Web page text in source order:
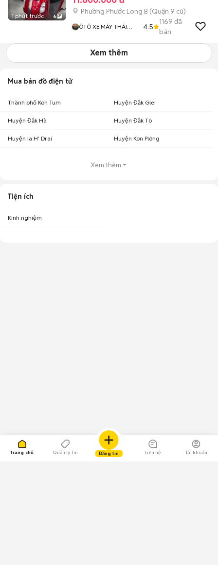
Trang chủ Quản lý tin Đăng tin Liên hệ Tài khoản
1 phút trước 6
Phường Phước Long B (Quận 9 cũ)
ÔTÔ XE MÁY THÁI
4.5
1169 đã
bán
Xem thêm
Mua bán đồ điện tử
Thành phố Kon Tum Huyện Đắk Glei
Huyện Đắk Hà Huyện Đắk Tô
Huyện Ia H' Drai Huyện Kon Plông
Xem thêm
Tiện ích
Kinh nghiệm